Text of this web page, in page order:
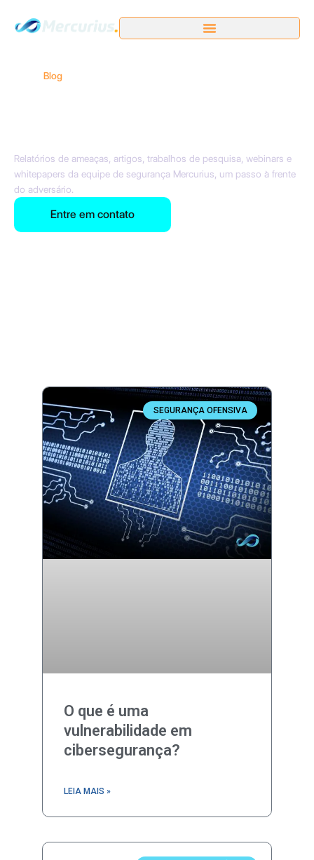
Blog
Relatórios de ameaças, artigos, trabalhos de pesquisa, webinars e
whitepapers da equipe de segurança Mercurius, um passo à frente
do adversário.
Entre em contato
SEGURANÇA OFENSIVA
O que é uma
vulnerabilidade em
cibersegurança?
LEIA MAIS »